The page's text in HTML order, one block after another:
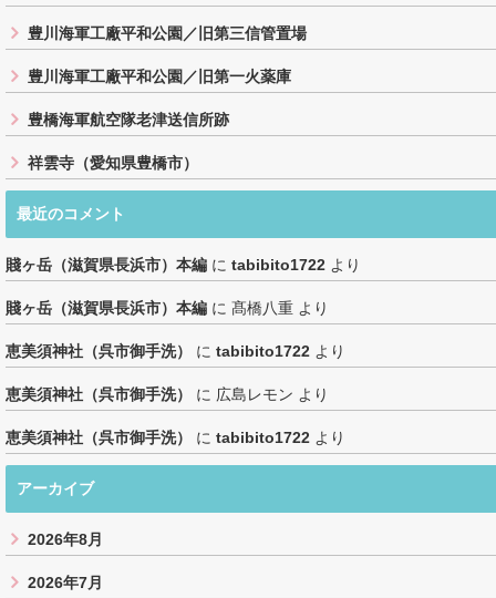
豊川海軍工廠平和公園／旧第三信管置場
豊川海軍工廠平和公園／旧第一火薬庫
豊橋海軍航空隊老津送信所跡
祥雲寺（愛知県豊橋市）
最近のコメント
賤ヶ岳（滋賀県長浜市）本編 に tabibito1722 より
賤ヶ岳（滋賀県長浜市）本編 に 髙橋八重 より
恵美須神社（呉市御手洗） に tabibito1722 より
恵美須神社（呉市御手洗） に 広島レモン より
恵美須神社（呉市御手洗） に tabibito1722 より
アーカイブ
2026年8月
2026年7月